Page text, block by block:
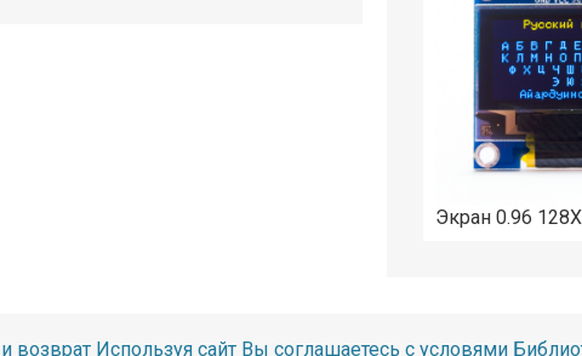
Экран 0.96
возврат Используя сайт Вы соглашаетесь с условями